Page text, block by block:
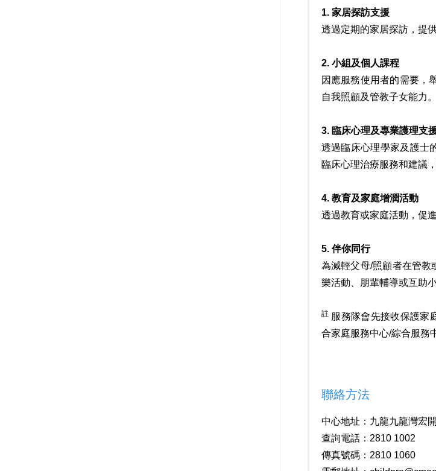
1. 家居探訪支援
透過定期的家居探訪，提
2. 小組及個人課程
因應服務使用者的需要，
自我照顧及管教子女能力。
3. 臨床心理及專業護理支
透過臨床心理學家及護士
臨床心理治療服務和建議
4. 教育及家庭增潤活動
透過教育或家庭活動，促
5. 伴你同行
為減輕父母/照顧者在管教
樂活動、朋輩輔導或互助小
註 服務隊會先接收保護家
合家庭服務中心/綜合服務
聯絡方法
中心地址：九龍九龍灣宏
查詢電話：2810 1002
傳真號碼：2810 1060